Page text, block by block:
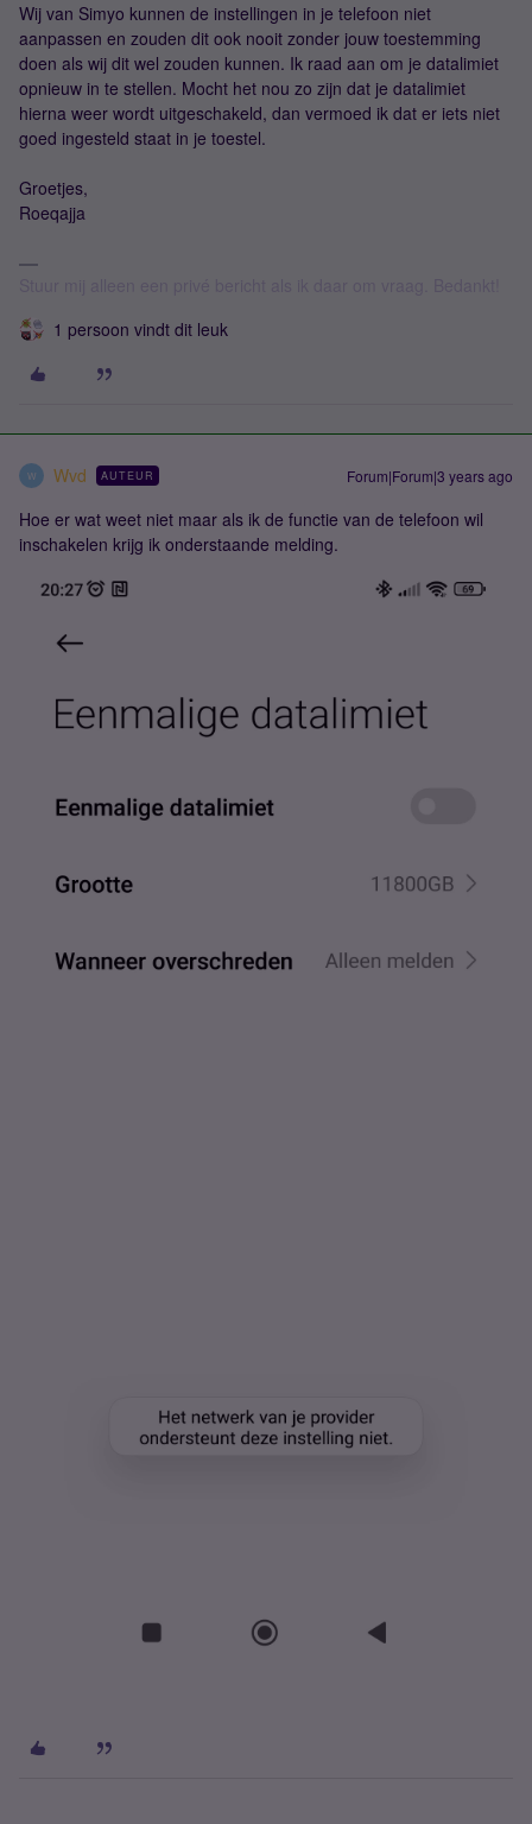
Wij van Simyo kunnen de instellingen in je telefoon niet
aanpassen en zouden dit ook nooit zonder jouw toestemming
doen als wij dit wel zouden kunnen. Ik raad aan om je datalimiet
opnieuw in te stellen. Mocht het nou zo zijn dat je datalimiet
hierna weer wordt uitgeschakeld, dan vermoed ik dat er iets niet
goed ingesteld staat in je toestel.
Groetjes,
Roeqajja
1 persoon vindt dit leuk
W Wvd AUTEUR Forum|Forum|3 years ago
Hoe er wat weet niet maar als ik de functie van de telefoon wil
inschakelen krijg ik onderstaande melding.